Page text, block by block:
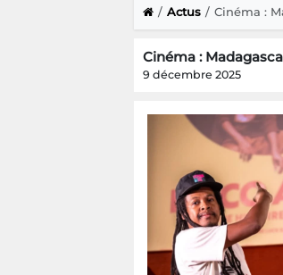
Actus Cinéma :
Cinéma :
9 décembre 2025